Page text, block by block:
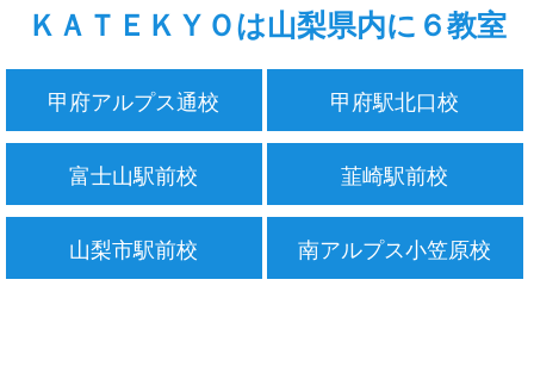
ＫＡＴＥＫＹＯは山梨県内に６教室
甲府アルプス通校 甲府駅北口校
富士山駅前校 韮崎駅前校
山梨市駅前校 南アルプス小笠原校